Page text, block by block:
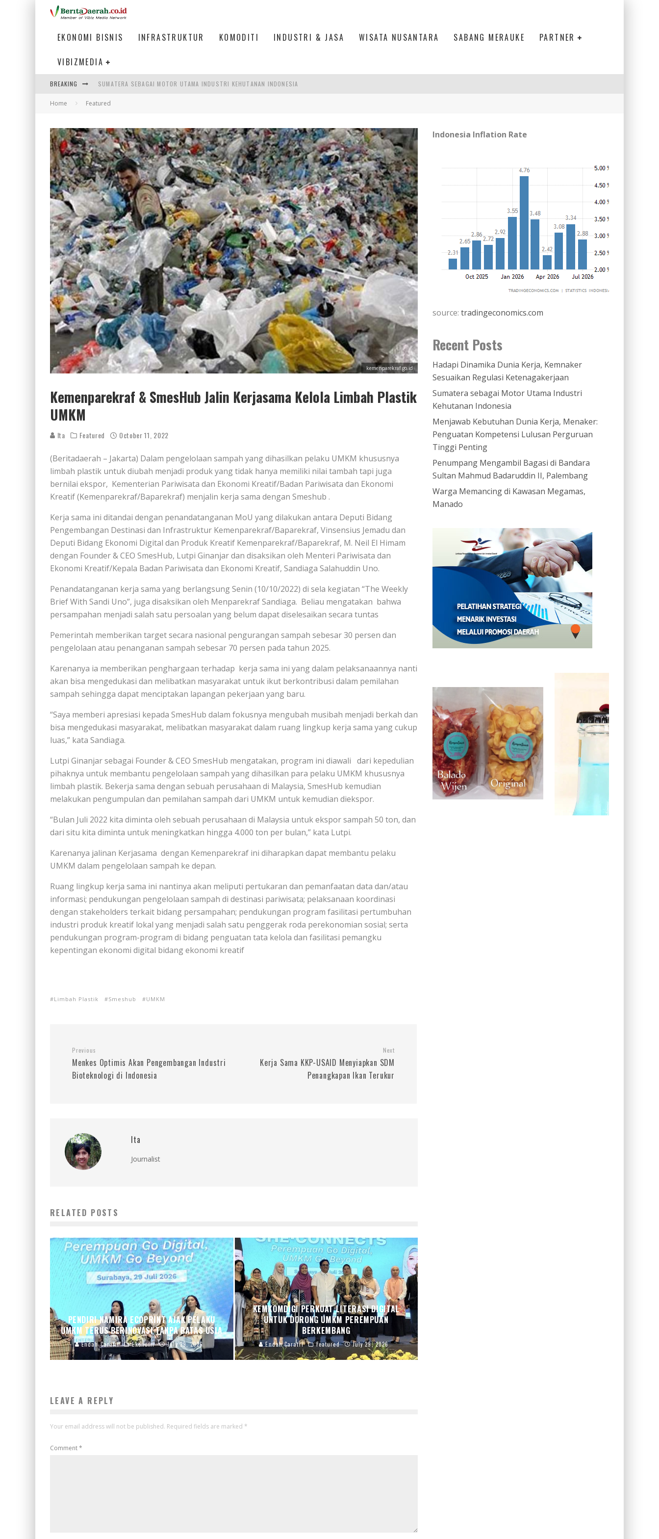
EKONOMI BISNIS INFRASTRUKTUR KOMODITI INDUSTRI & JASA WISATA NUSANTARA SABANG MERAUKE PARTNER
VIBIZMEDIA
BREAKING
SUMATERA SEBAGAI MOTOR UTAMA INDUSTRI KEHUTANAN INDONESIA
MENJAWAB KEBUTUHAN DUNIA KERJA, MENAKER: PENGUATAN KOMPETENSI LULUSAN PERGURUAN TINGGI PENTING
PENUMPANG MENGAMBIL BAGASI DI BANDARA SULTAN MAHMUD BADARUDDIN II, PALEMBANG
Home Featured
kemenparekraf.go.id
Kemenparekraf & SmesHub Jalin Kerjasama Kelola Limbah Plastik
UMKM
Ita Featured October 11, 2022
(Beritadaerah – Jakarta) Dalam pengelolaan sampah yang dihasilkan pelaku UMKM khususnya
limbah plastik untuk diubah menjadi produk yang tidak hanya memiliki nilai tambah tapi juga
bernilai ekspor, Kementerian Pariwisata dan Ekonomi Kreatif/Badan Pariwisata dan Ekonomi
Kreatif (Kemenparekraf/Baparekraf) menjalin kerja sama dengan Smeshub .
Kerja sama ini ditandai dengan penandatanganan MoU yang dilakukan antara Deputi Bidang
Pengembangan Destinasi dan Infrastruktur Kemenparekraf/Baparekraf, Vinsensius Jemadu dan
Deputi Bidang Ekonomi Digital dan Produk Kreatif Kemenparekraf/Baparekraf, M. Neil El Himam
dengan Founder & CEO SmesHub, Lutpi Ginanjar dan disaksikan oleh Menteri Pariwisata dan
Ekonomi Kreatif/Kepala Badan Pariwisata dan Ekonomi Kreatif, Sandiaga Salahuddin Uno.
Penandatanganan kerja sama yang berlangsung Senin (10/10/2022) di sela kegiatan “The Weekly
Brief With Sandi Uno”, juga disaksikan oleh Menparekraf Sandiaga. Beliau mengatakan bahwa
persampahan menjadi salah satu persoalan yang belum dapat diselesaikan secara tuntas
Pemerintah memberikan target secara nasional pengurangan sampah sebesar 30 persen dan
pengelolaan atau penanganan sampah sebesar 70 persen pada tahun 2025.
Karenanya ia memberikan penghargaan terhadap kerja sama ini yang dalam pelaksanaannya nanti
akan bisa mengedukasi dan melibatkan masyarakat untuk ikut berkontribusi dalam pemilahan
sampah sehingga dapat menciptakan lapangan pekerjaan yang baru.
“Saya memberi apresiasi kepada SmesHub dalam fokusnya mengubah musibah menjadi berkah dan
bisa mengedukasi masyarakat, melibatkan masyarakat dalam ruang lingkup kerja sama yang cukup
luas,” kata Sandiaga.
Lutpi Ginanjar sebagai Founder & CEO SmesHub mengatakan, program ini diawali dari kepedulian
pihaknya untuk membantu pengelolaan sampah yang dihasilkan para pelaku UMKM khususnya
limbah plastik. Bekerja sama dengan sebuah perusahaan di Malaysia, SmesHub kemudian
melakukan pengumpulan dan pemilahan sampah dari UMKM untuk kemudian diekspor.
“Bulan Juli 2022 kita diminta oleh sebuah perusahaan di Malaysia untuk ekspor sampah 50 ton, dan
dari situ kita diminta untuk meningkatkan hingga 4.000 ton per bulan,” kata Lutpi.
Karenanya jalinan Kerjasama dengan Kemenparekraf ini diharapkan dapat membantu pelaku
UMKM dalam pengelolaan sampah ke depan.
Ruang lingkup kerja sama ini nantinya akan meliputi pertukaran dan pemanfaatan data dan/atau
informasi; pendukungan pengelolaan sampah di destinasi pariwisata; pelaksanaan koordinasi
dengan stakeholders terkait bidang persampahan; pendukungan program fasilitasi pertumbuhan
industri produk kreatif lokal yang menjadi salah satu penggerak roda perekonomian sosial; serta
pendukungan program-program di bidang penguatan tata kelola dan fasilitasi pemangku
kepentingan ekonomi digital bidang ekonomi kreatif
Limbah Plastik Smeshub UMKM
Previous
Menkes Optimis Akan Pengembangan Industri
Bioteknologi di Indonesia
Next
Kerja Sama KKP-USAID Menyiapkan SDM
Penangkapan Ikan Terukur
Ita
Journalist
RELATED POSTS
PENDIRI NAMIRA ECOPRINT AJAK PELAKU
UMKM TERUS BERINOVASI TANPA BATAS USIA
Endah Caratri Ekonomi July 29, 2026
KEMKOMDIGI PERKUAT LITERASI DIGITAL
UNTUK DORONG UMKM PEREMPUAN
BERKEMBANG
Endah Caratri Featured July 29, 2026
LEAVE A REPLY
Your email address will not be published. Required fields are marked *
Comment*
Indonesia Inflation Rate
source: tradingeconomics.com
Recent Posts
Hadapi Dinamika Dunia Kerja, Kemnaker
Sesuaikan Regulasi Ketenagakerjaan
Sumatera sebagai Motor Utama Industri
Kehutanan Indonesia
Menjawab Kebutuhan Dunia Kerja, Menaker:
Penguatan Kompetensi Lulusan Perguruan
Tinggi Penting
Penumpang Mengambil Bagasi di Bandara
Sultan Mahmud Badaruddin II, Palembang
Warga Memancing di Kawasan Megamas,
Manado